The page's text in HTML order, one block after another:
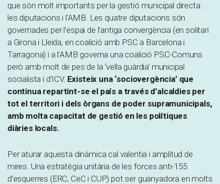
que són molt importants per la gestió municipal directa:
les diputacions i l’AMB. Les quatre diputacions són
governades per l’espai de l’antiga convergència (en solitari
a Girona i Lleida, en coalició amb PSC a Barcelona i
Tarragona) i a l’AMB governa una coalició PSC-Comuns
però amb molt de pes de la ‘vella guàrdia’ municipal
socialista i d’ICV. Existeix una ‘sociovergència’ que
continua repartint-se el país a través d’alcaldies per
tot el territori i dels òrgans de poder supramunicipals,
amb molta capacitat de gestió en les polítiques
diàries locals.
Per aturar aquesta dinàmica cal valentia i amplitud de
mires. Una estratègia unitària de les forces anti-155
d’esquerres (ERC, CeC i CUP) pot ser guanyadora en molts